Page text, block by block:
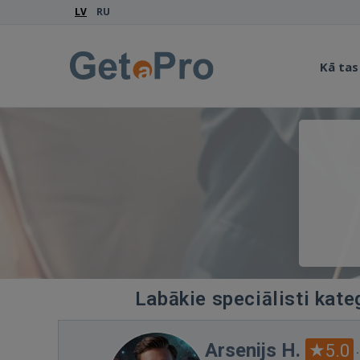
LV RU
Kā
Labākie speciālisti
Arsenijs H. 5.0